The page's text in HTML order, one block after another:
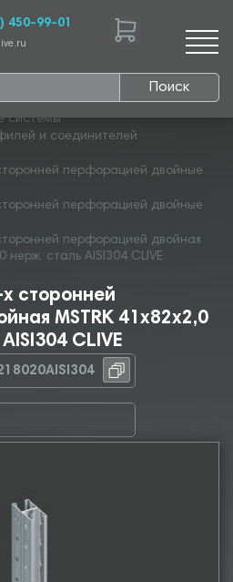
Поиск
450-99-01
системы
и соединителей
перфорацией двойные
перфорацией двойные
перфорацией двойная
нерж. сталь AISI304 CLIVE
сторонней
MSTRK 41х82х2,0
CLIVE